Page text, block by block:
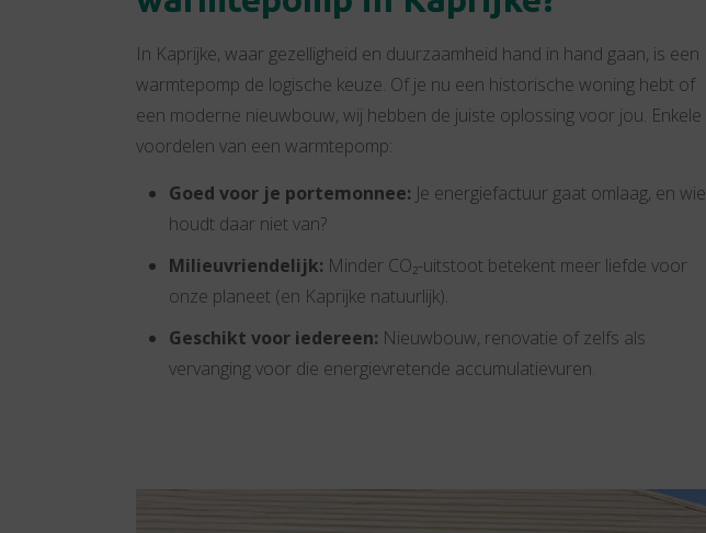
In Kaprijke, waar gezelligheid en duurzaamheid hand in hand gaan, is een
warmtepomp de logische keuze. Of je nu een historische woning hebt of
een moderne nieuwbouw, wij hebben de juiste oplossing voor jou. Enkele
voordelen van een warmtepomp:
Goed voor je portemonnee: Je energiefactuur gaat omlaag, en wie
houdt daar niet van?
Milieuvriendelijk: Minder CO₂-uitstoot betekent meer liefde voor
onze planeet (en Kaprijke natuurlijk).
Geschikt voor iedereen: Nieuwbouw, renovatie of zelfs als
vervanging voor die energievretende accumulatievuren.